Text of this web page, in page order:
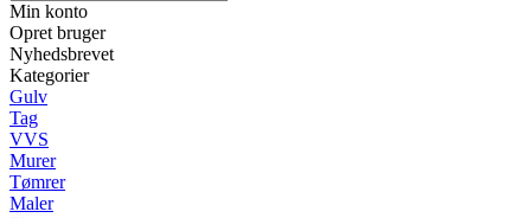
Min konto
Opret bruger
Nyhedsbrevet
Kategorier
Gulv
Tag
VVS
Murer
Tømrer
Maler